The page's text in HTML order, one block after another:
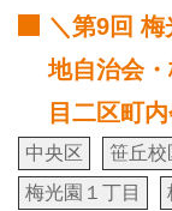
＼第9回
地自治会
目二区町
中央区 笹丘校
梅光園１丁目